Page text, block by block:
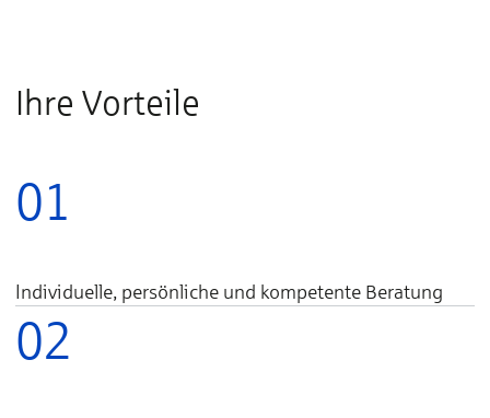
Ihre Vorteile
01
Individuelle, persönliche und kompetente Beratung
02